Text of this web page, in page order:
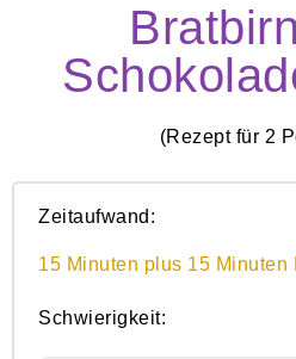
(Rezept für 2
Zeitaufwand:
15 Minuten plus 15 Minuten
Schwierigkeit: